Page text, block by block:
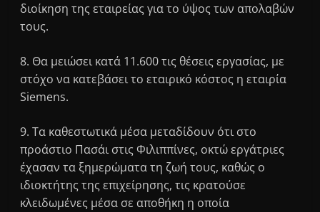
διοίκηση της εταιρείας για το ύψος των απολαβών
τους.
8. Θα μειώσει κατά 11.600 τις θέσεις εργασίας, με
στόχο να κατεβάσει το εταιρικό κόστος η εταιρία
Siemens.
9. Τα καθεστωτικά μέσα μεταδίδουν ότι στο
προάστιο Πασάι στις Φιλιππίνες, οκτώ εργάτριες
έχασαν τα ξημερώματα τη ζωή τους, καθώς ο
ιδιοκτήτης της επιχείρησης, τις κρατούσε
κλειδωμένες μέσα σε αποθήκη η οποία